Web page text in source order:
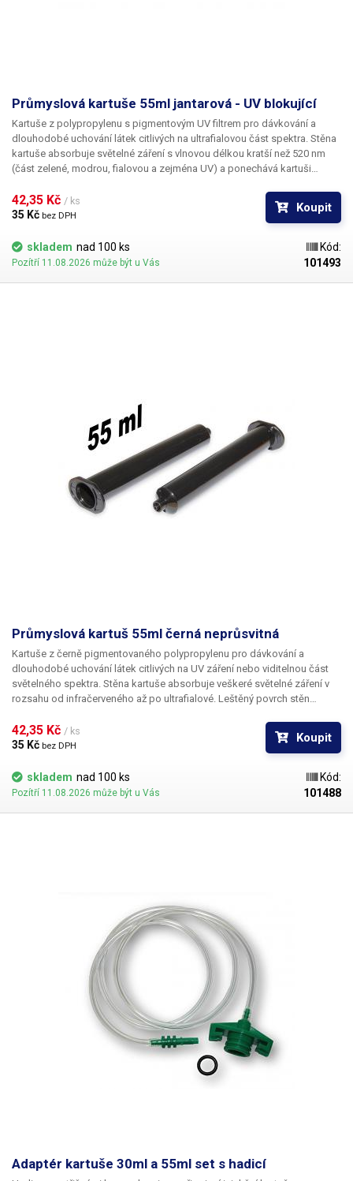
Průmyslová kartuše 55ml jantarová - UV blokující
Kartuše z polypropylenu s pigmentovým UV filtrem pro dávkování a
dlouhodobé uchování látek citlivých na ultrafialovou část spektra. Stěna
kartuše absorbuje světelné záření s vlnovou délkou kratší než 520 nm
(část zelené, modrou, fialovou a zejména UV) a ponechává kartuši
zachována a proto je možné vizuálně kontrolovat stav hladiny respektive
polohu pístu.
42,35 Kč / ks
35 Kč bez DPH
Koupit
skladem nad 100 ks
Pozítří 11.08.2026 může být u Vás
Kód:
101493
Průmyslová kartuš 55ml černá neprůsvitná
Kartuše z černě pigmentovaného polypropylenu pro dávkování a
dlouhodobé uchování látek citlivých na UV záření nebo viditelnou část
světelného spektra. Stěna kartuše absorbuje veškeré světelné záření v
rozsahu od infračerveného až po ultrafialové. Leštěný povrch stěn
předpokladem pro maximální přesnost a opakovatelnost i těch
nejmenších dávek.
42,35 Kč / ks
35 Kč bez DPH
Koupit
skladem nad 100 ks
Pozítří 11.08.2026 může být u Vás
Kód:
101488
Adaptér kartuše 30ml a 55ml set s hadicí